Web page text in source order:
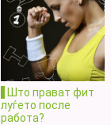
Што прават фит
луѓето после
работа?